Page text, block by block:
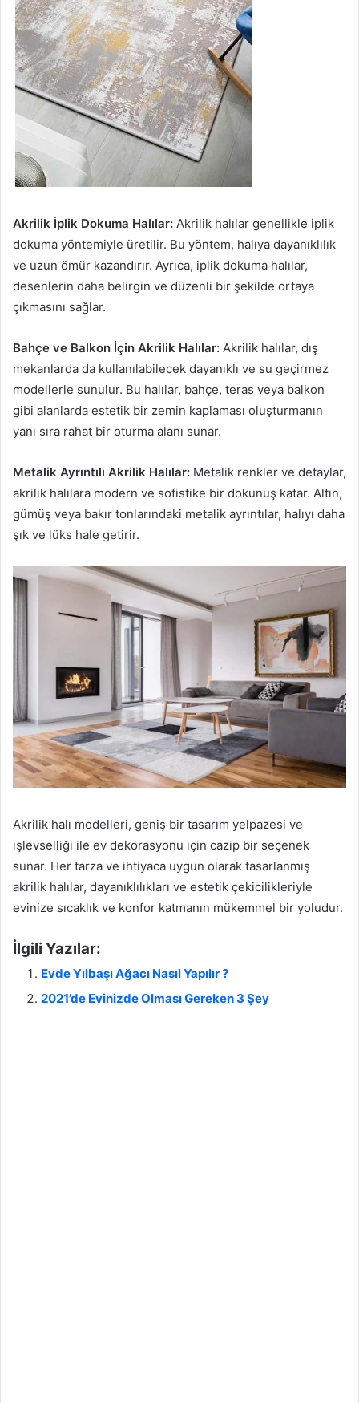
Akrilik İplik Dokuma Halılar: Akrilik halılar genellikle iplik
dokuma yöntemiyle üretilir. Bu yöntem, halıya dayanıklılık
ve uzun ömür kazandırır. Ayrıca, iplik dokuma halılar,
desenlerin daha belirgin ve düzenli bir şekilde ortaya
çıkmasını sağlar.
Bahçe ve Balkon İçin Akrilik Halılar: Akrilik halılar, dış
mekanlarda da kullanılabilecek dayanıklı ve su geçirmez
modellerle sunulur. Bu halılar, bahçe, teras veya balkon
gibi alanlarda estetik bir zemin kaplaması oluşturmanın
yanı sıra rahat bir oturma alanı sunar.
Metalik Ayrıntılı Akrilik Halılar: Metalik renkler ve detaylar,
akrilik halılara modern ve sofistike bir dokunuş katar. Altın,
gümüş veya bakır tonlarındaki metalik ayrıntılar, halıyı daha
şık ve lüks hale getirir.
Akrilik halı modelleri, geniş bir tasarım yelpazesi ve
işlevselliği ile ev dekorasyonu için cazip bir seçenek
sunar. Her tarza ve ihtiyaca uygun olarak tasarlanmış
akrilik halılar, dayanıklılıkları ve estetik çekicilikleriyle
evinize sıcaklık ve konfor katmanın mükemmel bir yoludur.
İlgili Yazılar:
Evde Yılbaşı Ağacı Nasıl Yapılır ?
2021’de Evinizde Olması Gereken 3 Şey